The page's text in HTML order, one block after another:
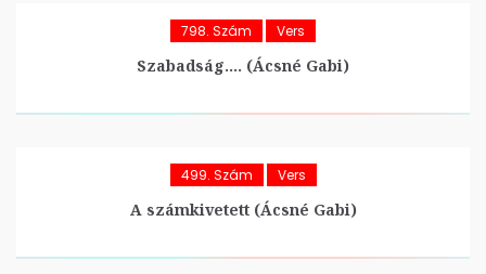
798. Szám Vers
Szabadság…. (Ácsné Gabi)
499. Szám Vers
A számkivetett (Ácsné Gabi)